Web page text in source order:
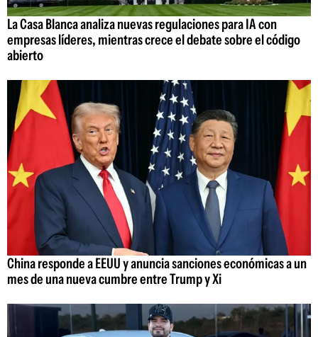
La Casa Blanca analiza nuevas regulaciones para IA con
empresas líderes, mientras crece el debate sobre el código
abierto
China responde a EEUU y anuncia sanciones económicas a un
mes de una nueva cumbre entre Trump y Xi